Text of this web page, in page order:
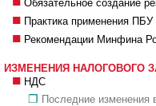
Обязательное создание
Практика применения
Рекомендации Минфина
ИЗМЕНЕНИЯ НАЛОГОВОГО
НДС
Последние